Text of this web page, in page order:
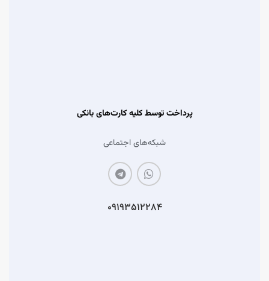
پرداخت توسط کلیه کارت‌های بانکی
شبکه‌های اجتماعی
۰۹۱۹۳۵۱۲۲۸۴